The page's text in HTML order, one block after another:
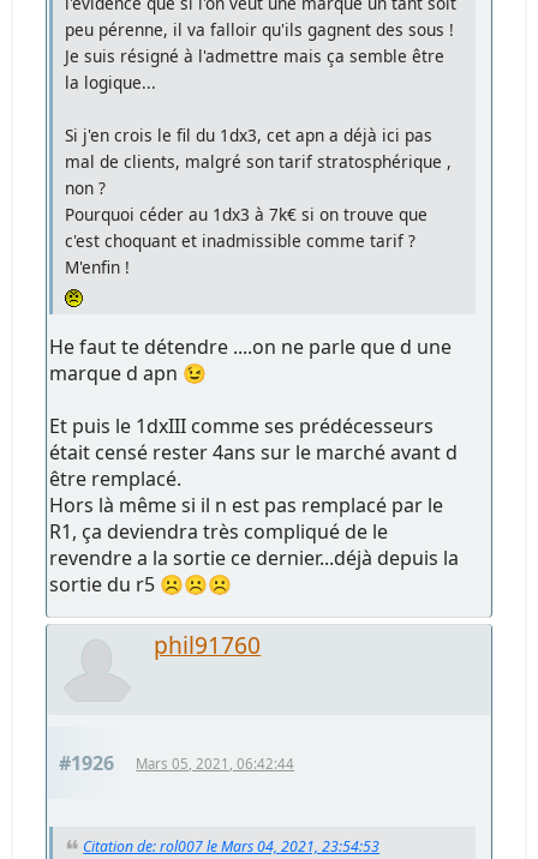
peu pérenne, il va falloir qu'ils gagnent des sous !
Je suis résigné à l'admettre mais ça semble être
la logique...
Si j'en crois le fil du 1dx3, cet apn a déjà ici pas
mal de clients, malgré son tarif stratosphérique ,
non ?
Pourquoi céder au 1dx3 à 7k€ si on trouve que
c'est choquant et inadmissible comme tarif ?
M'enfin !
He faut te détendre ....on ne parle que d une
marque d apn 😉
Et puis le 1dxIII comme ses prédécesseurs
était censé rester 4ans sur le marché avant d
être remplacé.
Hors là même si il n est pas remplacé par le
R1, ça deviendra très compliqué de le
revendre a la sortie ce dernier...déjà depuis la
sortie du r5 ☹️☹️☹️
phil91760
#1926 Mars 05, 2021, 06:42:44
Citation de: rol007 le Mars 04, 2021, 23:54:53